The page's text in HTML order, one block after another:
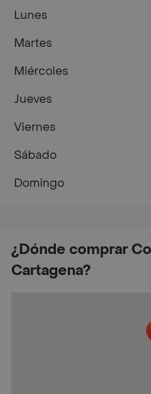
¿Dónde comprar
Cartagena?
Lunes
Martes
Miércoles
Jueves
Viernes
Sábado
Domingo